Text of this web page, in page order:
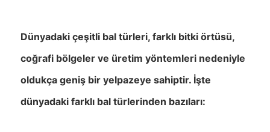
Dünyadaki çeşitli bal türleri, farklı bitki örtüsü,
coğrafi bölgeler ve üretim yöntemleri nedeniyle
oldukça geniş bir yelpazeye sahiptir. İşte
dünyadaki farklı bal türlerinden bazıları: